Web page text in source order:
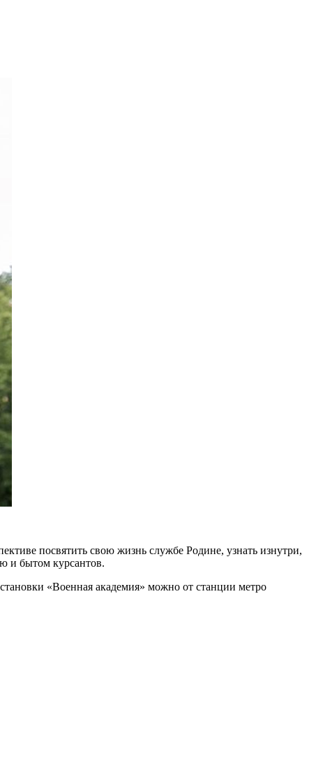
посвятить свою жизнь службе Родине, узнать изнутри,
и бытом курсантов.
«Военная академия» можно от станции метро